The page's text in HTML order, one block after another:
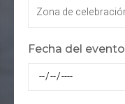
Fecha del evento